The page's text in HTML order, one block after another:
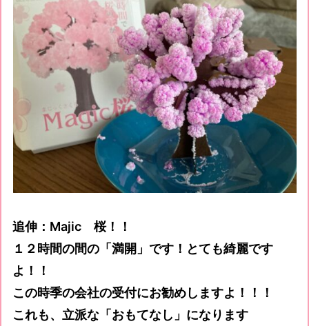
追伸：Majic 桜！！
１２時間の間の「満開」です！とても綺麗です
よ！！
この時季の会社の受付にお勧めしますよ！！！
これも、立派な「おもてなし」になります